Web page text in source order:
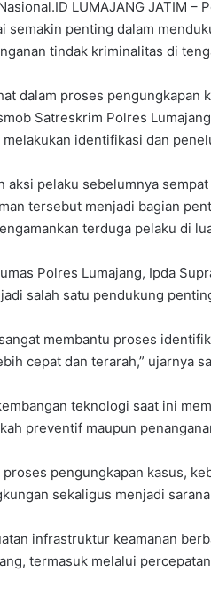
LUMAJANG JATIM –
semakin penting dalam
tindak kriminalitas di
dalam proses pengungkapan
Satreskrim Polres
melakukan identifikasi dan
aksi pelaku sebelumnya
tersebut menjadi bagian
terduga pelaku di
Polres Lumajang, Ipda
salah satu pendukung
membantu proses
cepat dan terarah,” ujarnya
teknologi saat ini
preventif maupun
pengungkapan kasus,
sekaligus menjadi
infrastruktur keamanan
termasuk melalui